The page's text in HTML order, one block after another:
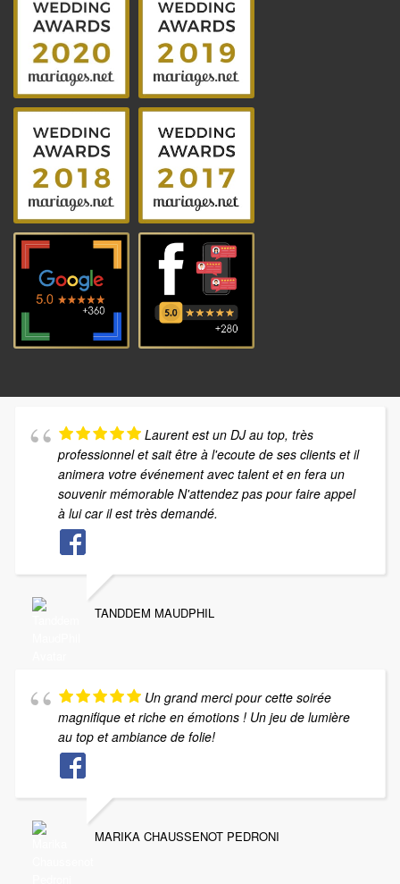
Laurent est un DJ au top, très
professionnel et sait être à l'ecoute de ses clients et il
animera votre événement avec talent et en fera un
souvenir mémorable N'attendez pas pour faire appel
à lui car il est très demandé.
TANDDEM MAUDPHIL
Un grand merci pour cette soirée
magnifique et riche en émotions ! Un jeu de lumière
au top et ambiance de folie!
MARIKA CHAUSSENOT PEDRONI